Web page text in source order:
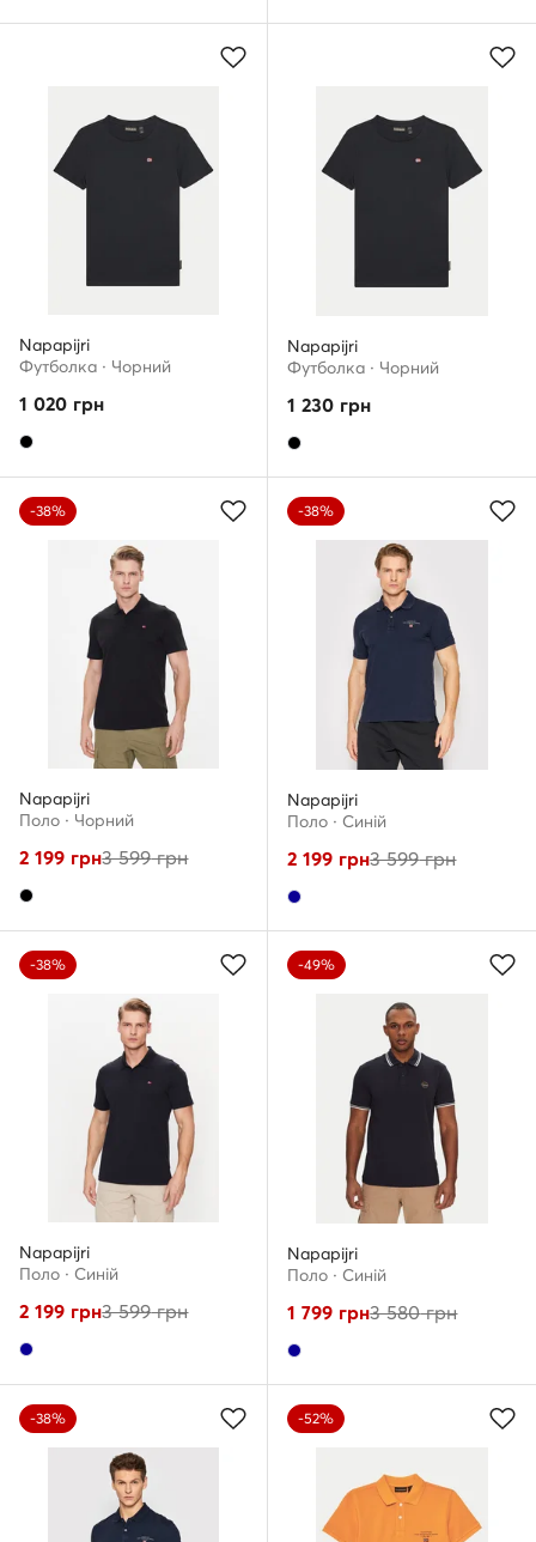
Napapijri
Футболка · Чорний
1 020 грн
Napapijri
Футболка · Чорний
1 230 грн
-38%
Napapijri
Поло · Чорний
2 199 грн3 599грн
-38%
Napapijri
Поло · Cиній
2 199 грн3 599грн
-38%
Napapijri
Поло · Cиній
2 199 грн3 599грн
-49%
Napapijri
Поло · Cиній
1 799 грн3 580грн
-38% -52%